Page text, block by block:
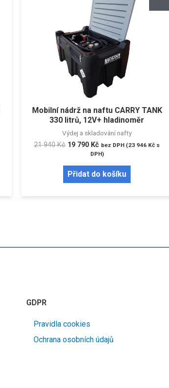
Mobilní nádrž na naftu CARRY TANK
330 litrů, 12V+ hladinoměr
Výdej a skladování nafty
21 940Kč 19 790 Kč bez DPH (23 946 Kč s
DPH)
Přidat do košíku
GDPR
Pravidla cookies
Ochrana osobních údajů